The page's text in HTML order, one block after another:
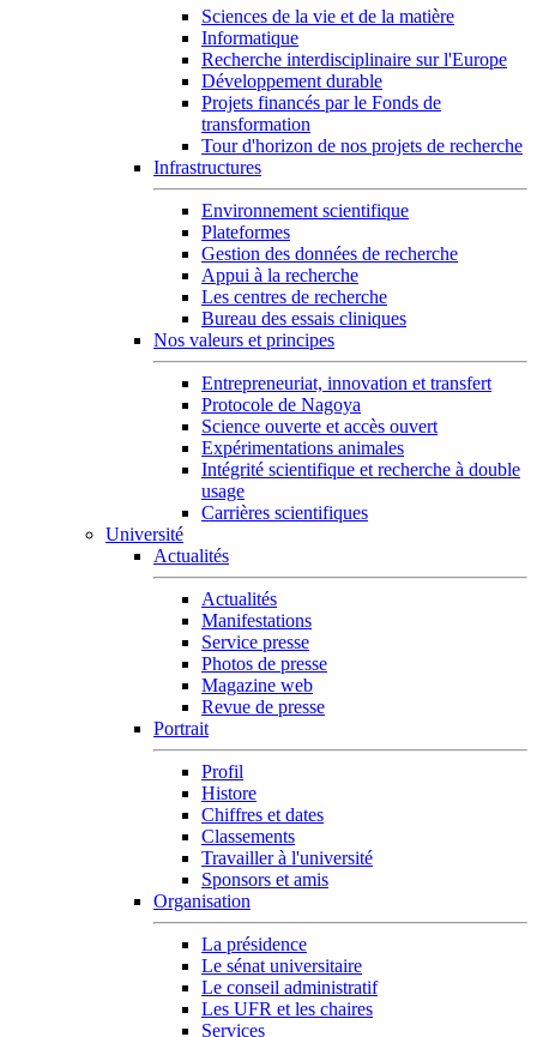
Sciences de la vie et de la matière
Informatique
Recherche interdisciplinaire sur l'Europe
Développement durable
Projets financés par le Fonds de
transformation
Tour d'horizon de nos projets de recherche
Infrastructures
Environnement scientifique
Plateformes
Gestion des données de recherche
Appui à la recherche
Les centres de recherche
Bureau des essais cliniques
Nos valeurs et principes
Entrepreneuriat, innovation et transfert
Protocole de Nagoya
Science ouverte et accès ouvert
Expérimentations animales
Intégrité scientifique et recherche à double
usage
Carrières scientifiques
Université
Actualités
Actualités
Manifestations
Service presse
Photos de presse
Magazine web
Revue de presse
Portrait
Profil
Histore
Chiffres et dates
Classements
Travailler à l'université
Sponsors et amis
Organisation
La présidence
Le sénat universitaire
Le conseil administratif
Les UFR et les chaires
Services